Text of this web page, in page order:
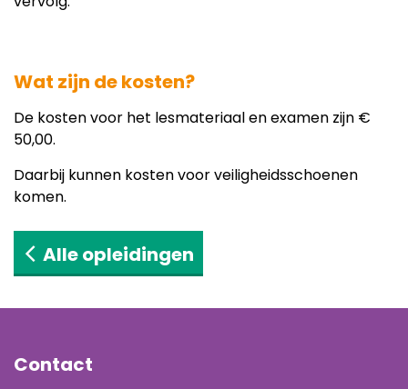
Wat zijn de kosten?
De kosten voor het lesmateriaal en examen zijn €
50,00.
Daarbij kunnen kosten voor veiligheidsschoenen
komen.
Alle opleidingen
Contact